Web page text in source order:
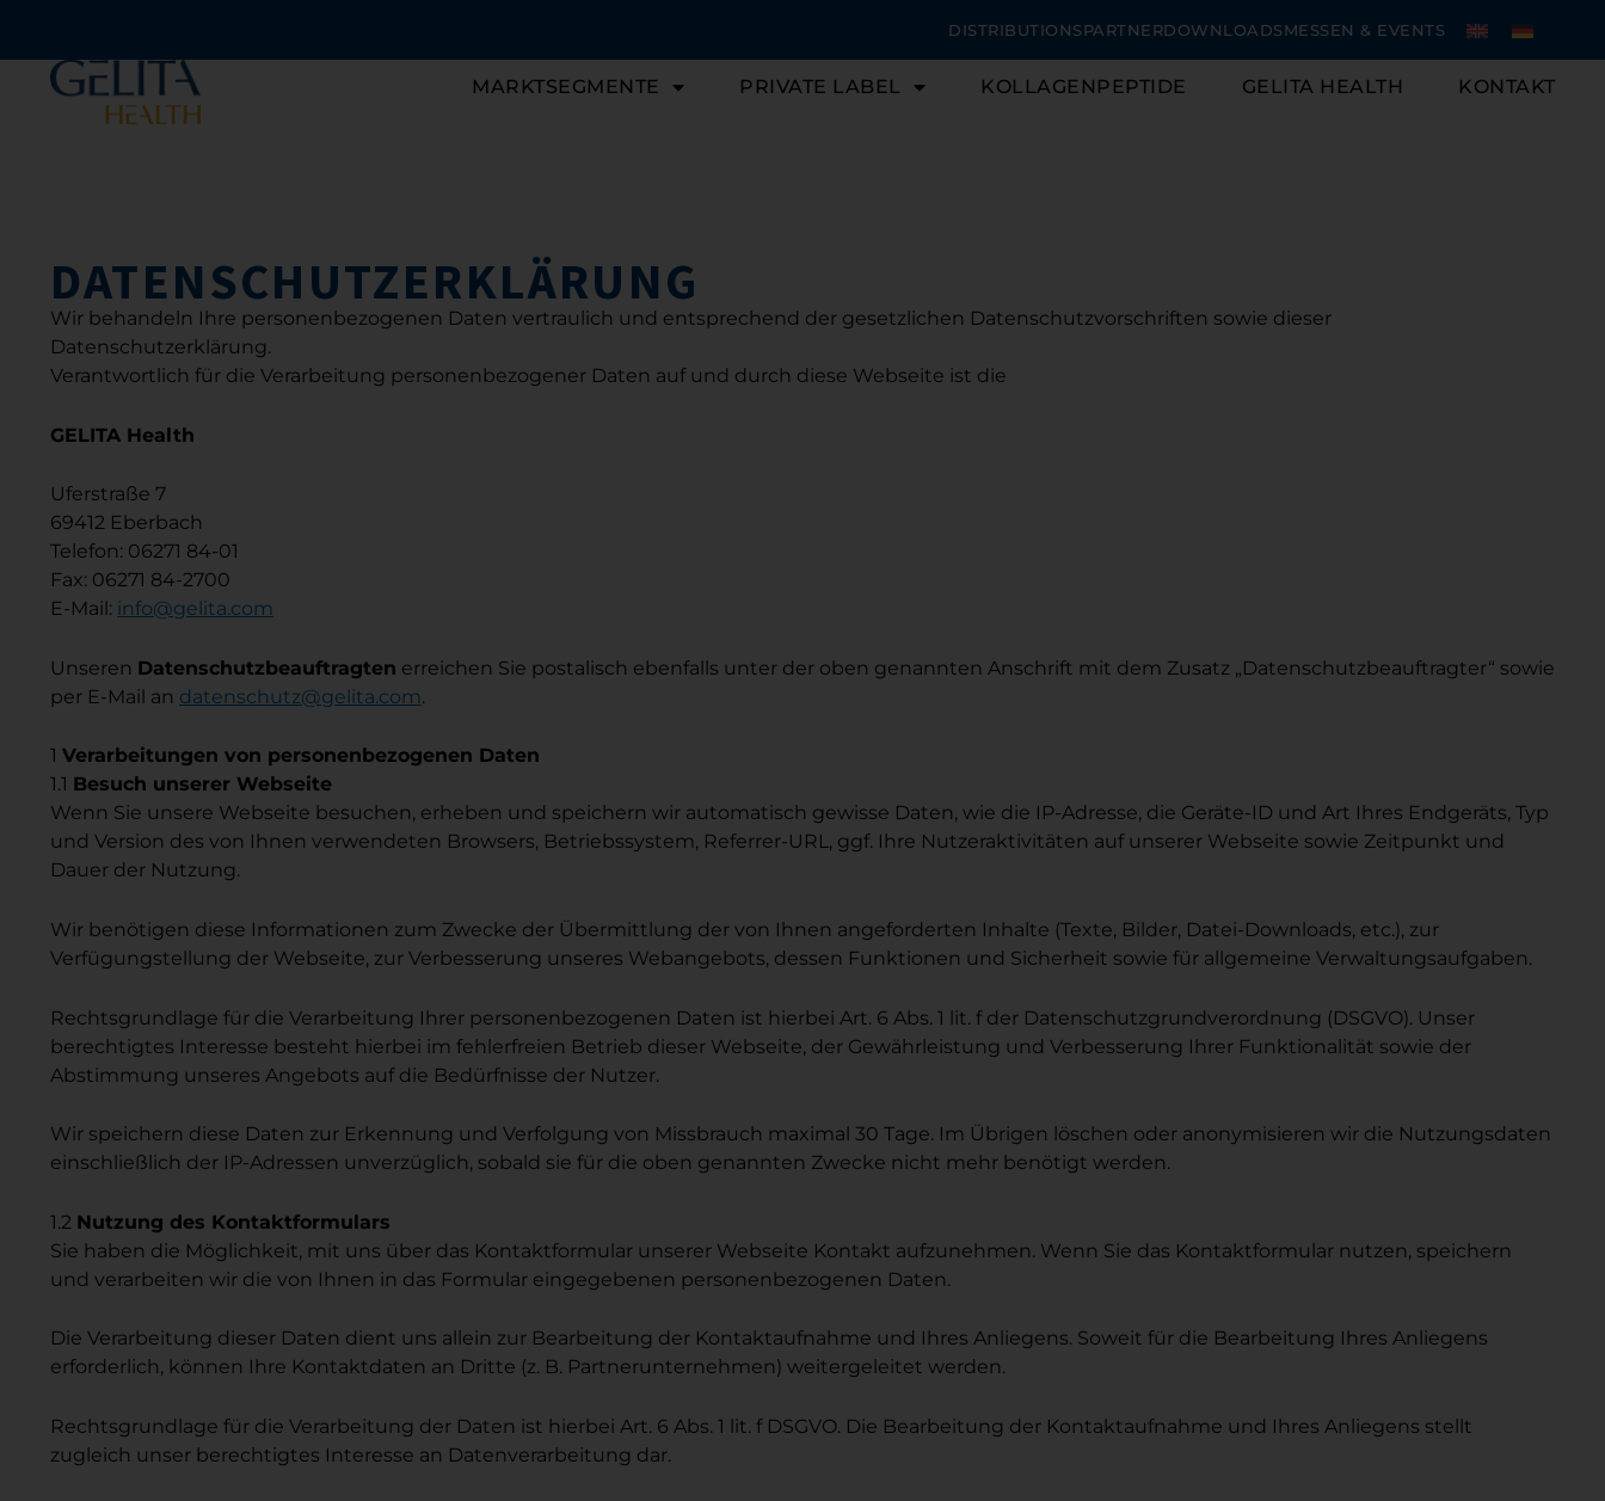
springen
DISTRIBUTIONSPARTNERDOWNLOADSMESSEN & EVENTS
MARKTSEGMENTE PRIVATE LABEL KOLLAGENPEPTIDE GELITA HEALTH KONTAKT
DATENSCHUTZ­ERKLÄRUNG
Wir behandeln Ihre personenbezogenen Daten vertraulich und entsprechend der gesetzlichen Datenschutzvorschriften sowie dieser
Datenschutzerklärung.
Verantwortlich für die Verarbeitung personenbezogener Daten auf und durch diese Webseite ist die
GELITA Health
Uferstraße 7
69412 Eberbach
Telefon: 06271 84-01
Fax: 06271 84-2700
E-Mail: info@gelita.com
Unseren Datenschutzbeauftragten erreichen Sie postalisch ebenfalls unter der oben genannten Anschrift mit dem Zusatz „Datenschutzbeauftragter“ sowie
per E-Mail an datenschutz@gelita.com.
1 Verarbeitungen von personenbezogenen Daten
1.1 Besuch unserer Webseite
Wenn Sie unsere Webseite besuchen, erheben und speichern wir automatisch gewisse Daten, wie die IP-Adresse, die Geräte-ID und Art Ihres Endgeräts, Typ
und Version des von Ihnen verwendeten Browsers, Betriebssystem, Referrer-URL, ggf. Ihre Nutzeraktivitäten auf unserer Webseite sowie Zeitpunkt und
Dauer der Nutzung.
Wir benötigen diese Informationen zum Zwecke der Übermittlung der von Ihnen angeforderten Inhalte (Texte, Bilder, Datei-Downloads, etc.), zur
Verfügungstellung der Webseite, zur Verbesserung unseres Webangebots, dessen Funktionen und Sicherheit sowie für allgemeine Verwaltungsaufgaben.
Rechtsgrundlage für die Verarbeitung Ihrer personenbezogenen Daten ist hierbei Art. 6 Abs. 1 lit. f der Datenschutzgrundverordnung (DSGVO). Unser
berechtigtes Interesse besteht hierbei im fehlerfreien Betrieb dieser Webseite, der Gewährleistung und Verbesserung Ihrer Funktionalität sowie der
Abstimmung unseres Angebots auf die Bedürfnisse der Nutzer.
Wir speichern diese Daten zur Erkennung und Verfolgung von Missbrauch maximal 30 Tage. Im Übrigen löschen oder anonymisieren wir die Nutzungsdaten
einschließlich der IP-Adressen unverzüglich, sobald sie für die oben genannten Zwecke nicht mehr benötigt werden.
1.2 Nutzung des Kontaktformulars
Sie haben die Möglichkeit, mit uns über das Kontaktformular unserer Webseite Kontakt aufzunehmen. Wenn Sie das Kontaktformular nutzen, speichern
und verarbeiten wir die von Ihnen in das Formular eingegebenen personenbezogenen Daten.
Die Verarbeitung dieser Daten dient uns allein zur Bearbeitung der Kontaktaufnahme und Ihres Anliegens. Soweit für die Bearbeitung Ihres Anliegens
erforderlich, können Ihre Kontaktdaten an Dritte (z. B. Partnerunternehmen) weitergeleitet werden.
Rechtsgrundlage für die Verarbeitung der Daten ist hierbei Art. 6 Abs. 1 lit. f DSGVO. Die Bearbeitung der Kontaktaufnahme und Ihres Anliegens stellt
zugleich unser berechtigtes Interesse an Datenverarbeitung dar.